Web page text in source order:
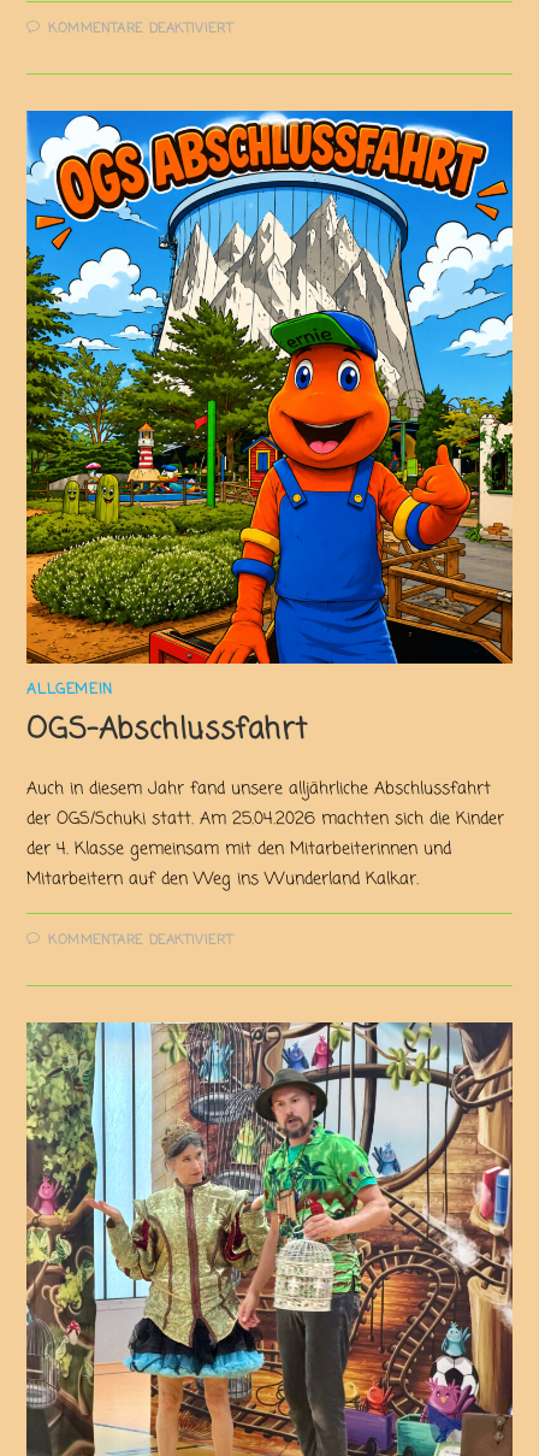
KOMMENTARE DEAKTIVIERT
ALLGEMEIN
OGS-Abschlussfahrt
Auch in diesem Jahr fand unsere alljährliche Abschlussfahrt
der OGS/Schuki statt. Am 25.04.2026 machten sich die Kinder
der 4. Klasse gemeinsam mit den Mitarbeiterinnen und
Mitarbeitern auf den Weg ins Wunderland Kalkar.
KOMMENTARE DEAKTIVIERT